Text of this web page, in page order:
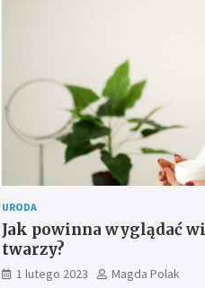
URODA
Jak powinna wyglądać
twarzy?
1 lutego 2023
Magda Polak